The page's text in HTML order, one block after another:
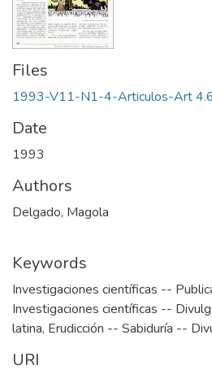
Files
1993-V11-N1-4-Articulos-Art
Date
1993
Authors
Delgado, Magola
Keywords
Investigaciones científicas --
Investigaciones científicas --
latina, Erudicción -- Sabiduría --
URI